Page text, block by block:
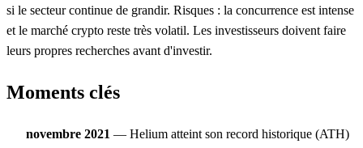
si le secteur continue de grandir. Risques : la concurrence est intense
et le marché crypto reste très volatil. Les investisseurs doivent faire
leurs propres recherches avant d'investir.
Moments clés
novembre 2021 — Helium atteint son record historique (ATH)